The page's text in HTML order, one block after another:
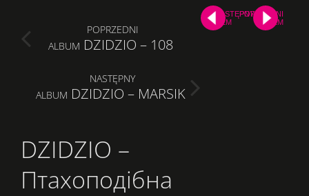
Post
navigation
POPRZEDNI
ALBUM PREVIOUS
DZIDZIO – 108
NASTĘPNY
ALBUM NEXT
DZIDZIO – MARSIK
NASTĘPNY
FILM
POPRZEDNI
FILM
DZIDZIO –
Птахоподібна